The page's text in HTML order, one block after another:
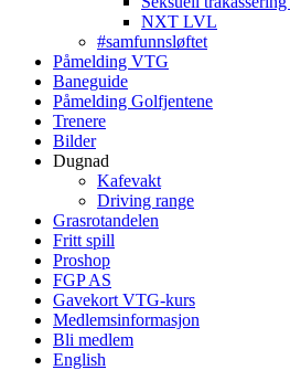
NXT LVL
#samfunnsløftet
Påmelding VTG
Baneguide
Påmelding Golfjentene
Trenere
Bilder
Dugnad
Kafevakt
Driving range
Grasrotandelen
Fritt spill
Proshop
FGP AS
Gavekort VTG-kurs
Medlemsinformasjon
Bli medlem
English